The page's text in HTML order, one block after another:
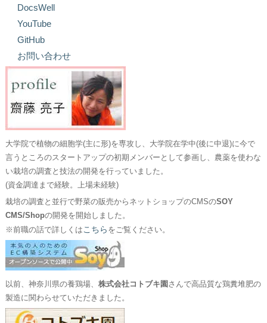
DocsWell
YouTube
GitHub
お問い合わせ
大学院で植物の細胞学(主に形)を専攻し、大学院在学中(後に中退)に今で
言うところのスタートアップの初期メンバーとして参画し、農薬を使わな
い栽培の調査と技法の開発を行っていました。
(資金調達まで経験。上場未経験)
栽培の調査と並行で野菜の販売からネットショップのCMSのSOY
CMS/Shopの開発を開始しました。
※前職の話で詳しくはこちら をご覧ください。
以前、神奈川県の養鶏場、 株式会社コトブキ園 さんで高品質な鶏糞堆肥の
製造に関わらせていただきました。